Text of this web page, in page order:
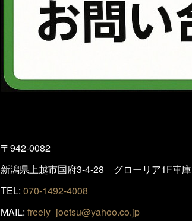
〒942-0082
新潟県上越市国府3-4-28 グローリア1F車庫
TEL: 070-1492-4008
MAIL: freely_joetsu@yahoo.co.jp